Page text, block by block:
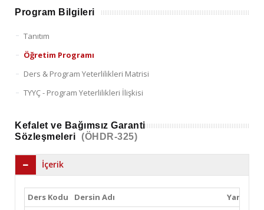
Program Bilgileri
Tanıtım
Öğretim Programı
Ders & Program Yeterlilikleri Matrisi
TYYÇ - Program Yeterlilikleri İlişkisi
Kefalet ve Bağımsız Garanti
Sözleşmeleri (ÖHDR-325)
İçerik
Ders Kodu Dersin Adı Yarıyıl